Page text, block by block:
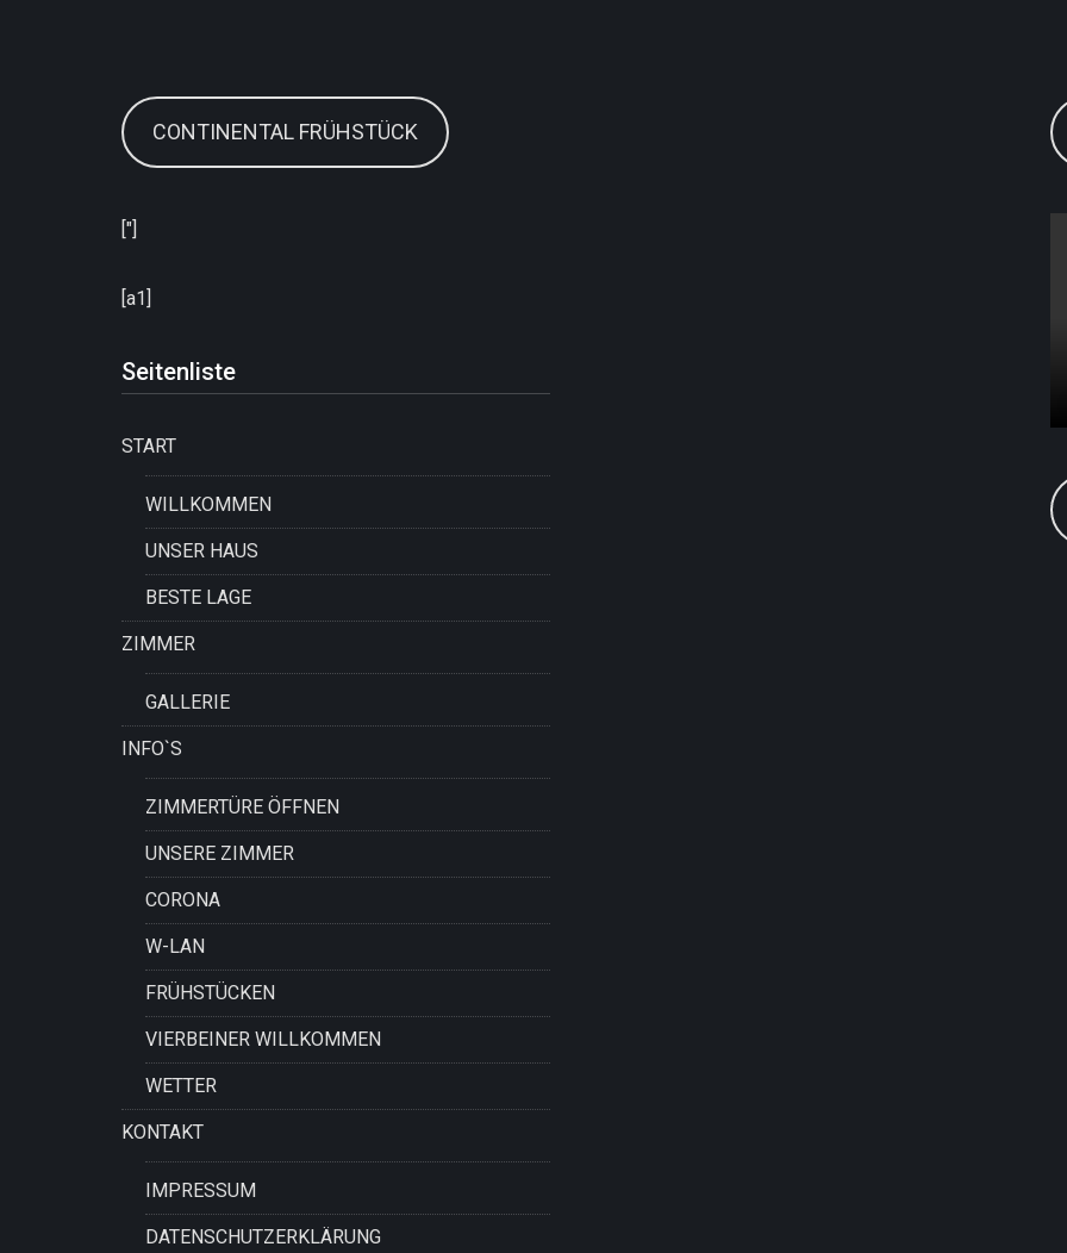
CONTINENTAL FRÜHSTÜCK
["]
[a1]
Seitenliste
START
WILLKOMMEN
UNSER HAUS
BESTE LAGE
ZIMMER
GALLERIE
INFO`S
ZIMMERTÜRE ÖFFNEN
UNSERE ZIMMER
CORONA
W-LAN
FRÜHSTÜCKEN
VIERBEINER WILLKOMMEN
WETTER
KONTAKT
IMPRESSUM
DATENSCHUTZERKLÄRUNG